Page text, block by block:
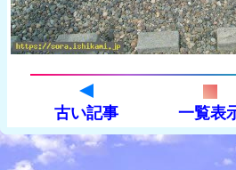
古い記事 一覧表